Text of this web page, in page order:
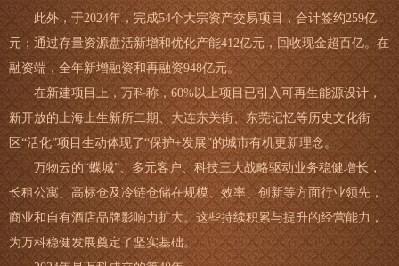
此外，于2024年，完成54个大宗资产交易项目，合计签约259亿
元；通过存量资源盘活新增和优化产能412亿元，回收现金超百亿。在
融资端，全年新增融资和再融资948亿元。
在新建项目上，万科称，60%以上项目已引入可再生能源设计，
新开放的上海上生新所二期、大连东关街、东莞记忆等历史文化街
区“活化”项目生动体现了“保护+发展”的城市有机更新理念。
万物云的“蝶城”、多元客户、科技三大战略驱动业务稳健增长，
长租公寓、高标仓及冷链仓储在规模、效率、创新等方面行业领先，
商业和自有酒店品牌影响力扩大。这些持续积累与提升的经营能力，
为万科稳健发展奠定了坚实基础。